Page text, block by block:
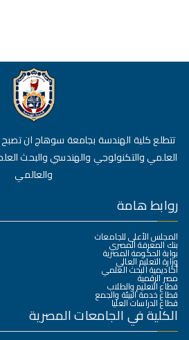
تتطلع كلية الهندسة بجامعة سوهاج ان تصبح
العلمي والتكنولوجي والهندسي والبحث
والعالمي
روابط هامة
المجلس الأعلى للجامعات
بنك المعرفة المصري
بوابة الحكومة المصرية
وزارة التعليم العالي
أكاديمية البحث العلمي
مصر الرقمية
قطاع التعليم والطلاب
قطاع خدمة البيئة والجمع
قطاع الدراسات العليا
الكلية في الجامعات المصرية